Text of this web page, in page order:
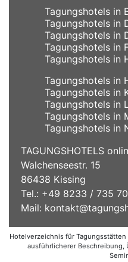
Tagungshotels in
Tagungshotels in
Tagungshotels in
Tagungshotels in
Tagungshotels in
Tagungshotels in
Tagungshotels in
Tagungshotels in
Tagungshotels in
Tagungshotels in
TAGUNGSHOTELS
Walchenseestr. 15
86438 Kissing
Tel.: +49 8233 / 735
Mail:
Hotelverzeichnis für
ausführlicherer Beschreibung,